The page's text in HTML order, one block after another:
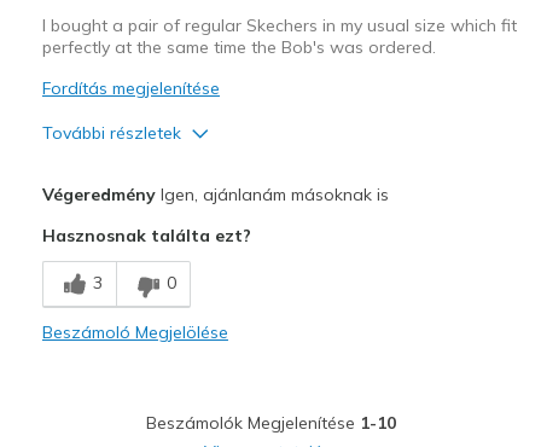
I bought a pair of regular Skechers in my usual size which fit
perfectly at the same time the Bob's was ordered.
Fordítás megjelenítése
További részletek
Kontra
will be returning for different style
View On Shoes
Shoes are for Wearing
VégeredményIgen, ajánlanám másoknak is
Hasznosnak találta ezt?
3 0
Beszámoló Megjelölése
Beszámolók Megjelenítése 1-10